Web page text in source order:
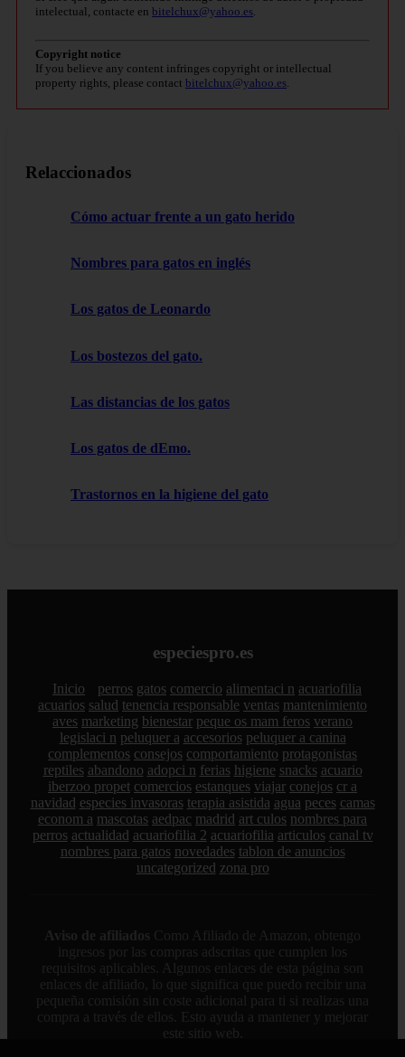
intelectual, contacte en bitelchux@yahoo.es.
Copyright notice
If you believe any content infringes copyright or intellectual
property rights, please contact bitelchux@yahoo.es.
Relaccionados
Cómo actuar frente a un gato herido
Nombres para gatos en inglés
Los gatos de Leonardo
Los bostezos del gato.
Las distancias de los gatos
Los gatos de dEmo.
Trastornos en la higiene del gato
especiespro.es
Inicio perros gatos comercio alimentaci n acuariofilia
acuarios salud tenencia responsable ventas mantenimiento
aves marketing bienestar peque os mam feros verano
legislaci n peluquer a accesorios peluquer a canina
complementos consejos comportamiento protagonistas
reptiles abandono adopci n ferias higiene snacks acuario
iberzoo propet comercios estanques viajar conejos cr a
navidad especies invasoras terapia asistida agua peces camas
econom a mascotas aedpac madrid art culos nombres para
perros actualidad acuariofilia 2 acuariofilia articulos canal tv
nombres para gatos novedades tablon de anuncios
uncategorized zona pro
Aviso de afiliados Como Afiliado de Amazon, obtengo
ingresos por las compras adscritas que cumplen los
requisitos aplicables. Algunos enlaces de esta página son
enlaces de afiliado, lo que significa que puedo recibir una
pequeña comisión sin coste adicional para ti si realizas una
compra a través de ellos. Esto ayuda a mantener y mejorar
este sitio web.